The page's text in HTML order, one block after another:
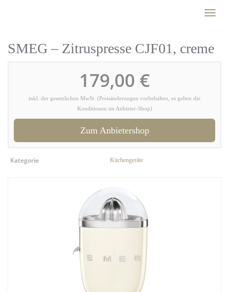
Toggle
SMEG – Zitruspresse CJF01, creme
179,00 €
inkl. der gesetzlichen MwSt. (Preisänderungen vorbehalten, es gelten die
Konditionen im Anbieter-Shop)
Zum Anbietershop
Kategorie Küchengeräte